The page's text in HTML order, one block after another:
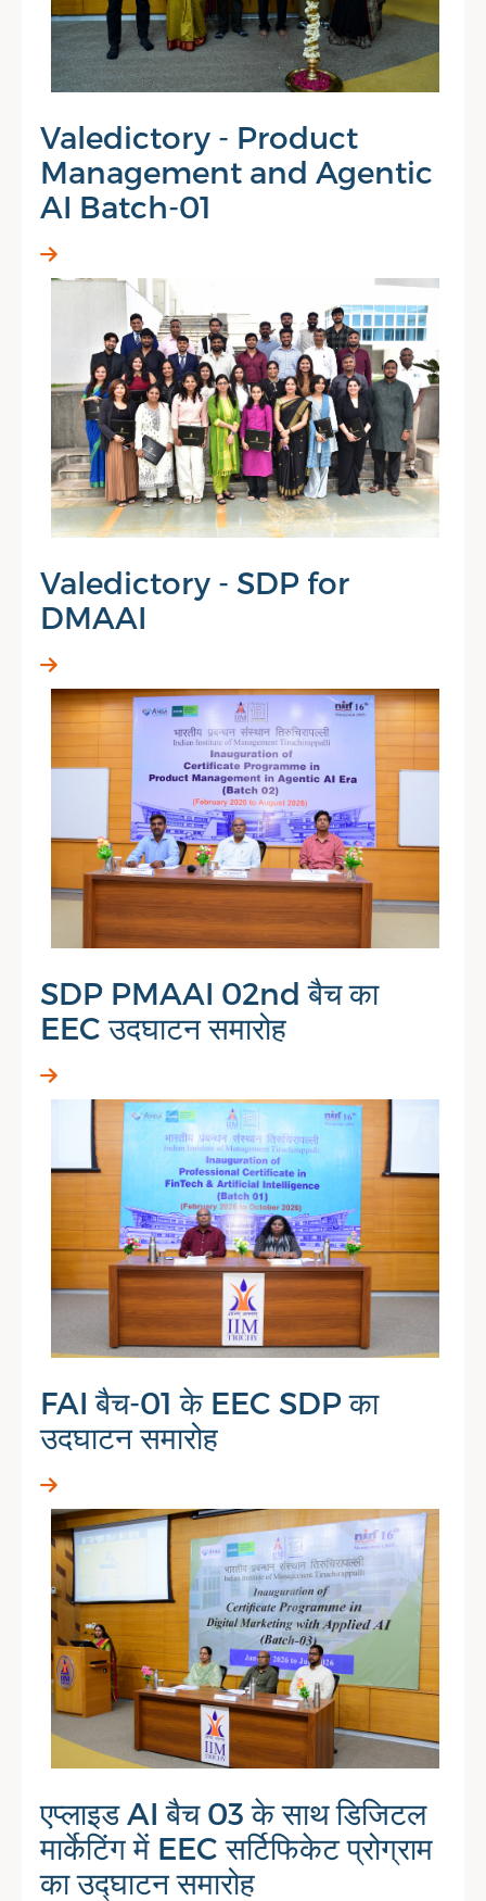
Valedictory - Product
Management and Agentic
AI Batch-01
Valedictory - SDP for
DMAAI
SDP PMAAI 02nd बैच का
EEC उदघाटन समारोह
FAI बैच-01 के EEC SDP का
उदघाटन समारोह
एप्लाइड AI बैच 03 के साथ डिजिटल
मार्केटिंग में EEC सर्टिफिकेट प्रोग्राम
का उद्घाटन समारोह